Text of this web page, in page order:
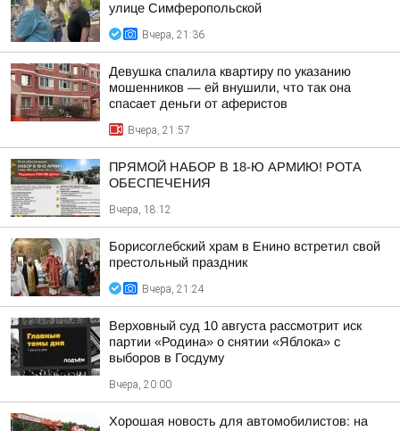
улице Симферопольской
Вчера, 21:36
Девушка спалила квартиру по указанию
мошенников — ей внушили, что так она
спасает деньги от аферистов
Вчера, 21:57
ПРЯМОЙ НАБОР В 18-Ю АРМИЮ! РОТА
ОБЕСПЕЧЕНИЯ
Вчера, 18:12
Борисоглебский храм в Енино встретил свой
престольный праздник
Вчера, 21:24
Верховный суд 10 августа рассмотрит иск
партии «Родина» о снятии «Яблока» с
выборов в Госдуму
Вчера, 20:00
Хорошая новость для автомобилистов: на